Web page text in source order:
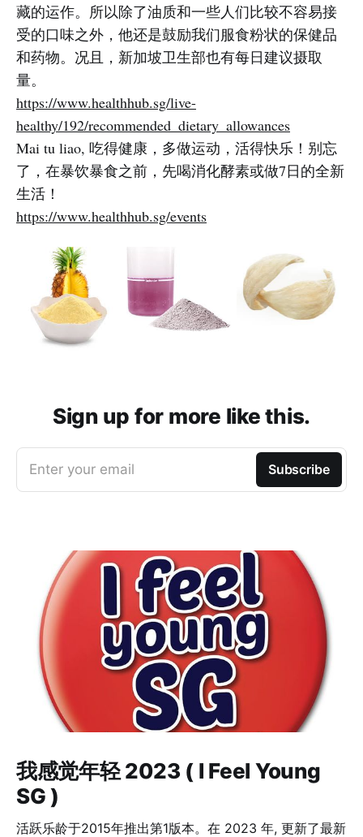
藏的运作。所以除了油质和一些人们比较不容易接
受的口味之外，他还是鼓励我们服食粉状的保健品
和药物。况且，新加坡卫生部也有每日建议摄取
量。
https://www.healthhub.sg/live-
healthy/192/recommended_dietary_allowances
Mai tu liao, 吃得健康，多做运动，活得快乐！别忘
了，在暴饮暴食之前，先喝消化酵素或做7日的全新
生活！
https://www.healthhub.sg/events
Sign up for more like this.
Enter your email Subscribe
我感觉年轻 2023 ( I Feel Young
SG )
活跃乐龄于2015年推出第1版本。在 2023 年, 更新了最新